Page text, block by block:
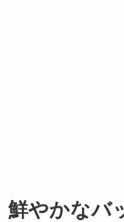
鮮やかなバ